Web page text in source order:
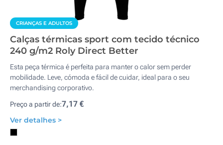
CRIANÇAS E ADULTOS
Calças térmicas sport com tecido técnico
240 g/m2 Roly Direct Better
Esta peça térmica é perfeita para manter o calor sem perder
mobilidade. Leve, cómoda e fácil de cuidar, ideal para o seu
merchandising corporativo.
Preço a partir de:7,17 €
Ver detalhes >